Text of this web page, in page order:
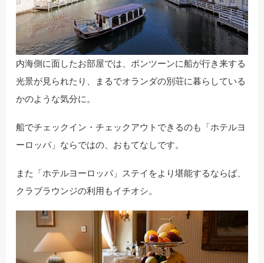
内海側に面したお部屋では、ポンツーンに船が行き来する
光景が見られたり、まるでオランダの別荘に暮らしている
かのような気分に。
船でチェックイン・チェックアウトできるのも「ホテルヨ
ーロッパ」ならではの、おもてなしです。
また「ホテルヨーロッパ」ステイをより堪能するならば、
クラブラウンジの利用もイチオシ。